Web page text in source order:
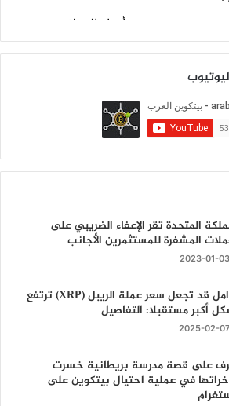
المتحدة تقر الإعفاء الضريبي على
المشفرة للمستثمرين الأجانب
2023-01-03
عوامل قد تجعل سعر عملة الريبل (XRP) ترتفع
أكبر مستقبلا: التفاصيل
2025-02-07
على قصة مدرسة بريطانية خسرت
في عملية احتيال بيتكوين على